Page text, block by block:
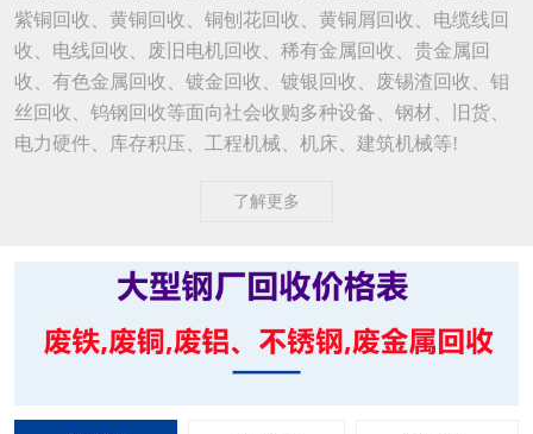
紫铜回收、黄铜回收、铜刨花回收、黄铜屑回收、电缆线回
收、电线回收、废旧电机回收、稀有金属回收、贵金属回
收、有色金属回收、镀金回收、镀银回收、废锡渣回收、钼
丝回收、钨钢回收等面向社会收购多种设备、钢材、旧货、
电力硬件、库存积压、工程机械、机床、建筑机械等!
了解更多